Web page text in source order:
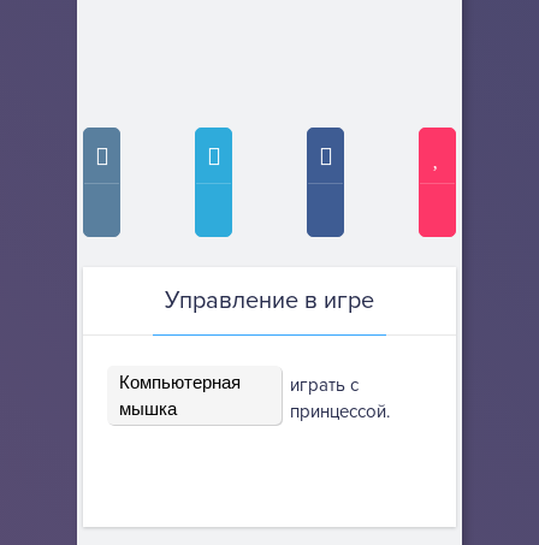
Управление в игре
Компьютерная
мышка
играть с
принцессой.